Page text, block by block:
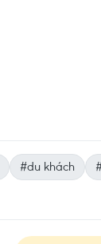
#du khách